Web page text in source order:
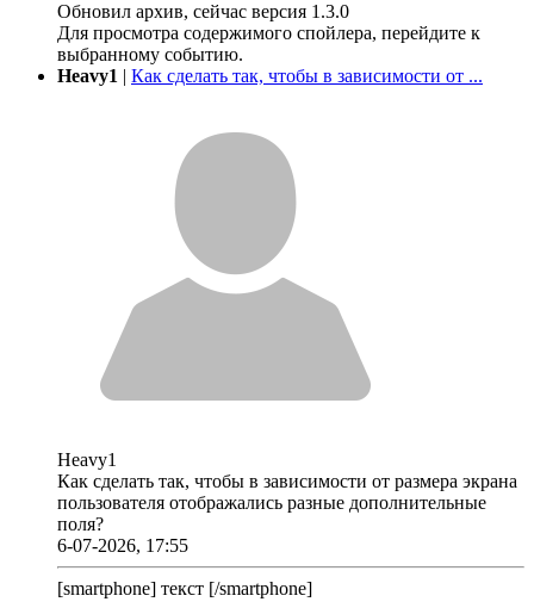
Обновил архив, сейчас версия 1.3.0
Для просмотра содержимого спойлера, перейдите к
выбранному событию.
Heavy1 | Как сделать так, чтобы в зависимости от ...
Heavy1
Как сделать так, чтобы в зависимости от размера экрана
пользователя отображались разные дополнительные
поля?
6-07-2026, 17:55
[smartphone] текст [/smartphone]